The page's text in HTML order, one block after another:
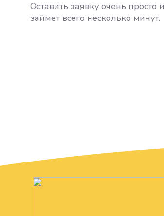
Оставить заявку очень просто и
займет всего несколько минут.